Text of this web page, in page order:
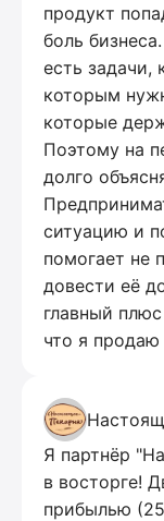
продукт
боль
есть задачи,
которым
которые
Поэтому на
долго
ситуацию и
помогает не
довести её
главный
что я
Я партнёр
в восторге!
прибылью